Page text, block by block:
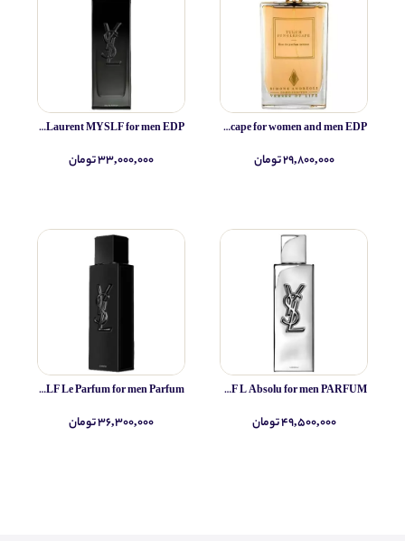
Simone Andreoli Tulum Junglescape for women and men EDP
۲۹,۸۰۰,۰۰۰ تومان
Yves Saint Laurent MYSLF L Absolu for men PARFUM
۴۹,۵۰۰,۰۰۰ تومان
Yves Saint Laurent MYSLF for men EDP
۳۳,۰۰۰,۰۰۰ تومان
Yves Saint Laurent MYSLF Le Parfum for men Parfum
۳۶,۳۰۰,۰۰۰ تومان